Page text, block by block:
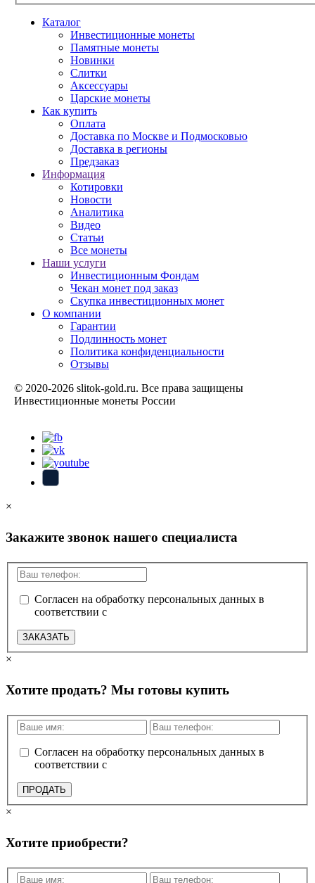
Каталог
Инвестиционные монеты
Памятные монеты
Новинки
Слитки
Аксессуары
Царские монеты
Как купить
Оплата
Доставка по Москве и Подмосковью
Доставка в регионы
Предзаказ
Информация
Котировки
Новости
Аналитика
Видео
Статьи
Все монеты
Наши услуги
Инвестиционным Фондам
Чекан монет под заказ
Скупка инвестиционных монет
О компании
Гарантии
Подлинность монет
Политика конфиденциальности
Отзывы
© 2020-2026 slitok-gold.ru. Все права защищены
Инвестиционные монеты России
×
Закажите звонок нашего специалиста
Согласен на обработку персональных данных в
соответствии с
ЗАКАЗАТЬ
×
Хотите продать? Мы готовы купить
Согласен на обработку персональных данных в
соответствии с
ПРОДАТЬ
×
Хотите приобрести?